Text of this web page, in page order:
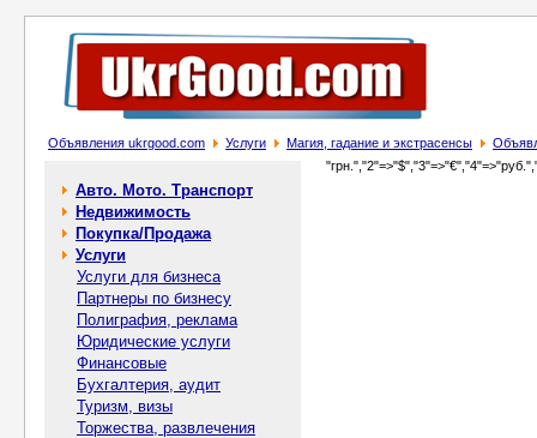
Объявления ukrgood.com Услуги Магия, гадание и экстрасенсы
Авто. Мото. Транспорт
Недвижимость
Покупка/Продажа
Услуги
Услуги для бизнеса
Партнеры по бизнесу
Полиграфия, реклама
Юридические услуги
Финансовые
Бухгалтерия, аудит
Туризм, визы
Торжества, развлечения